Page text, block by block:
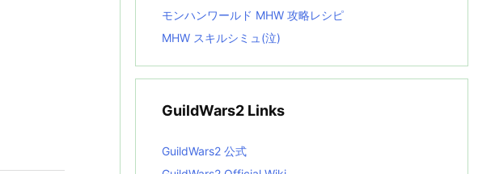
モンハンワールド MHW 攻略レシピ
MHW スキルシミュ(泣)
GuildWars2 Links
GuildWars2 公式